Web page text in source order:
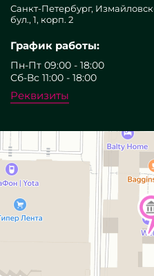
Санкт-Петербург,
бул., 1, корп. 2
График работы:
Пн-Пт 09:00 - 18:00
Сб-Вс 11:00 - 18:00
Реквизиты